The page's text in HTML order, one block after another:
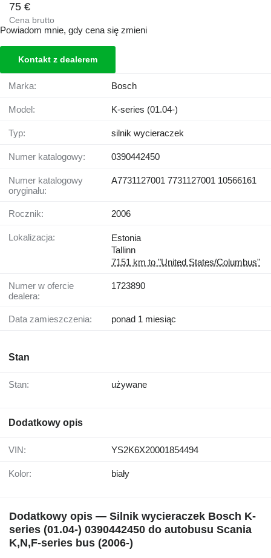
75 €
Cena brutto
Powiadom mnie, gdy cena się zmieni
Kontakt z dealerem
Marka: Bosch
Model: K-series (01.04-)
Typ: silnik wycieraczek
Numer katalogowy: 0390442450
Numer katalogowy
oryginału:
A7731127001 7731127001 10566161
Rocznik: 2006
Lokalizacja:
Estonia
Tallinn
7151 km to "United States/Columbus"
Numer w ofercie
dealera:
1723890
Data zamieszczenia: ponad 1 miesiąc
Stan
Stan: używane
Dodatkowy opis
VIN: YS2K6X20001854494
Kolor: biały
Dodatkowy opis — Silnik wycieraczek Bosch K-
series (01.04-) 0390442450 do autobusu Scania
K,N,F-series bus (2006-)